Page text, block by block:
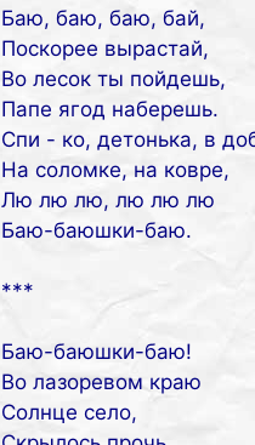
Баю, баю, баю, бай,
Поскорее вырастай,
Во лесок ты пойдешь,
Папе ягод наберешь.
Спи - ко, детонька, в
На соломке, на ковре,
Лю лю лю, лю лю лю
Баю-баюшки-баю.
***
Баю-баюшки-баю!
Во лазоревом краю
Солнце село,